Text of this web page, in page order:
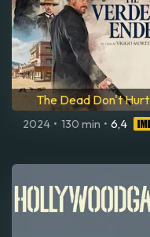
The Dead Don't Hurt
2024 • 130 min • 6,4